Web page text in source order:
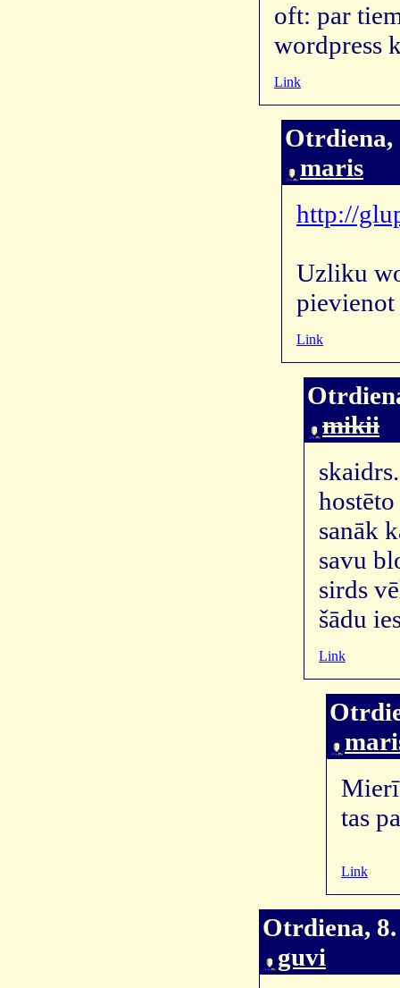
oft: par
wordpress
Link
Otrdiena,
maris
http://
Uzliku
pievienot
Link
mikii
sanāk
savu
sirds
šādu
Link
tas
Link
Otrdiena,
guvi